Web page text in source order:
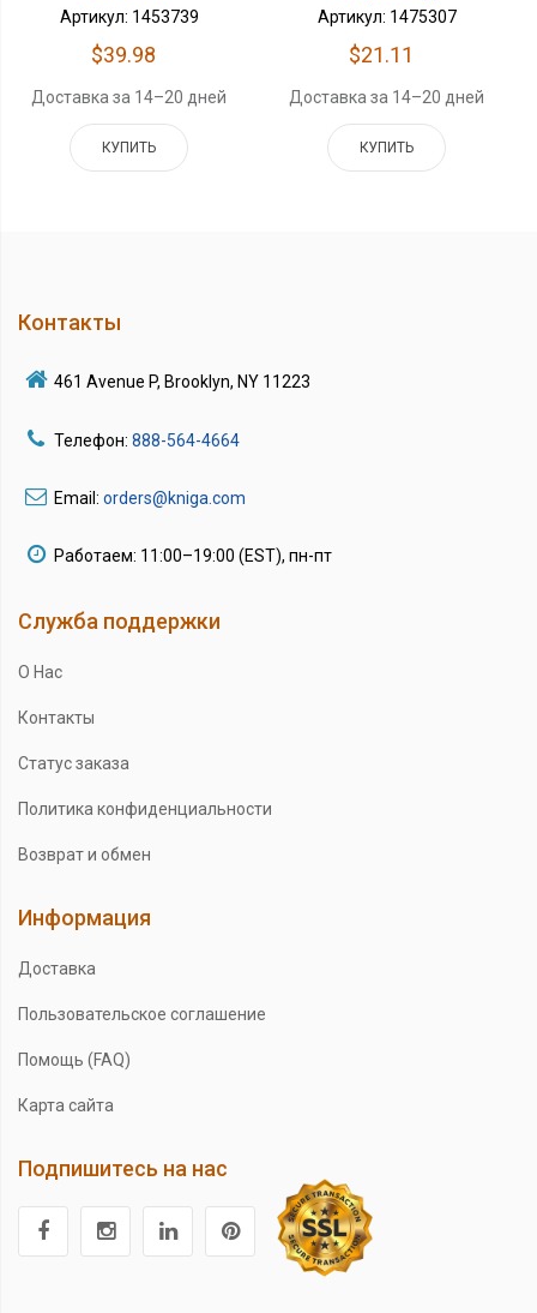
Артикул: 1453739
$39.98
Доставка за 14–20 дней
КУПИТЬ
Артикул: 1475307
$21.11
Доставка за 14–20 дней
КУПИТЬ
Контакты
461 Avenue P, Brooklyn, NY 11223
Телефон: 888-564-4664
Email: orders@kniga.com
Работаем: 11:00–19:00 (EST), пн-пт
Служба поддержки
О Нас
Контакты
Статус заказа
Политика конфиденциальности
Возврат и обмен
Информация
Доставка
Пользовательское соглашение
Помощь (FAQ)
Карта сайта
Подпишитесь на нас